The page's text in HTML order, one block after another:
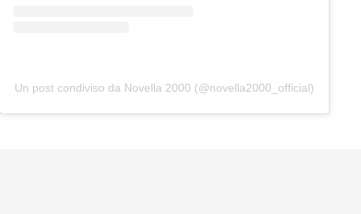
Un post condiviso da Novella 2000 (@novella2000_official)